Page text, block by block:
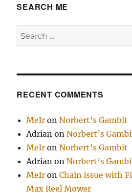
SEARCH ME
Search
for:
RECENT COMMENTS
MeIr onNorbert’s Gambit
Adrian onNorbert’s
MeIr onNorbert’s Gambit
Adrian onNorbert’s
MeIr onChain issue with
Max Reel Mower